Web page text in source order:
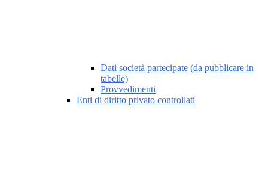
Dati società partecipate (da pubblicare in
tabelle)
Provvedimenti
Enti di diritto privato controllati